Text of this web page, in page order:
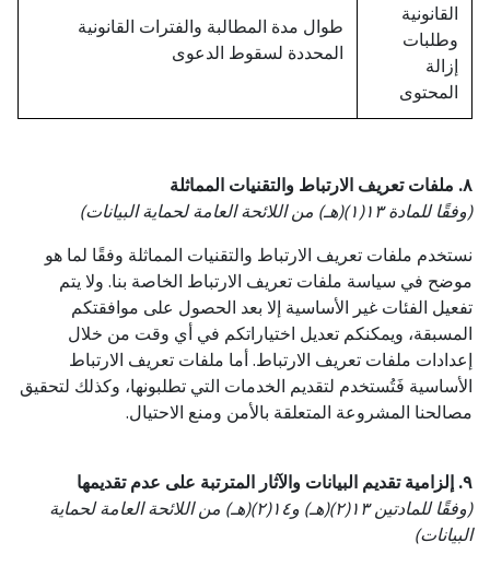
القانونية
وطلبات
إزالة
المحتوى
طوال مدة المطالبة والفترات القانونية
المحددة لسقوط الدعوى
٨. ملفات تعريف الارتباط والتقنيات المماثلة
(وفقًا للمادة ١٣(١)(هـ) من اللائحة العامة لحماية البيانات)
نستخدم ملفات تعريف الارتباط والتقنيات المماثلة وفقًا لما هو
موضح في سياسة ملفات تعريف الارتباط الخاصة بنا. ولا يتم
تفعيل الفئات غير الأساسية إلا بعد الحصول على موافقتكم
المسبقة، ويمكنكم تعديل اختياراتكم في أي وقت من خلال
إعدادات ملفات تعريف الارتباط. أما ملفات تعريف الارتباط
الأساسية فَتُستخدم لتقديم الخدمات التي تطلبونها، وكذلك لتحقيق
مصالحنا المشروعة المتعلقة بالأمن ومنع الاحتيال.
٩. إلزامية تقديم البيانات والآثار المترتبة على عدم تقديمها
(وفقًا للمادتين ١٣(٢)(هـ) و١٤(٢)(هـ) من اللائحة العامة لحماية
البيانات)